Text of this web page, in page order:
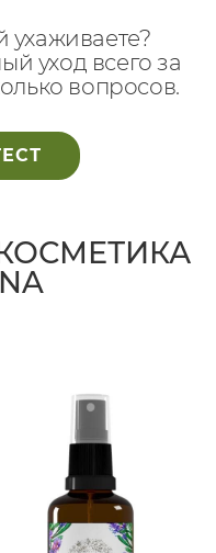
ухаживаете?
уход всего за
вопросов.